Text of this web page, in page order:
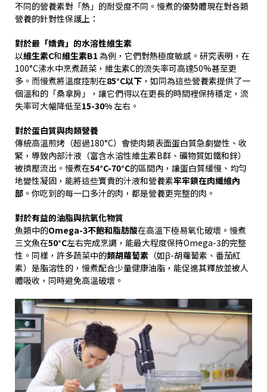
不同的營養素對「熱」的耐受度不同。慢煮的優勢體現在對各類
營養的針對性保護上：
對於最「嬌貴」的水溶性維生素
以維生素C和維生素B1為例，它們對熱極度敏感。研究表明，在
100°C沸水中烹煮蔬菜，維生素C的流失率可高達50%甚至更
多。而慢煮將溫度控制在85°C以下 ，如同為這些營養素提供了一
個溫和的「桑拿房」，讓它們得以在更長的時間裡保持穩定，流
失率可大幅降低至15-30% 左右。
對於蛋白質與肉類營養
傳統高溫煎烤（超過180°C）會使肉類表面蛋白質急劇變性、收
緊，導致內部汁液（富含水溶性維生素B群、礦物質如鐵和鋅）
被擠壓流出。慢煮在54°C-70°C的區間內，讓蛋白質緩慢、均勻
地變性凝固，能將這些寶貴的汁液和營養素牢牢鎖在肉纖維內
部 。你吃到的每一口多汁的肉，都是營養更完整的肉。
對於有益的油脂與抗氧化物質
魚類中的Omega-3不飽和脂肪酸在高溫下極易氧化破壞。慢煮
三文魚在50°C左右完成烹調，能最大程度保持Omega-3的完整
性。同樣，許多蔬菜中的類胡蘿蔔素 （如β-胡蘿蔔素、番茄紅
素）是脂溶性的，慢煮配合少量健康油脂，能促進其釋放並被人
體吸收，同時避免高溫破壞。